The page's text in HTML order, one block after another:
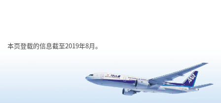
本页登载的信息截至2019年8月。